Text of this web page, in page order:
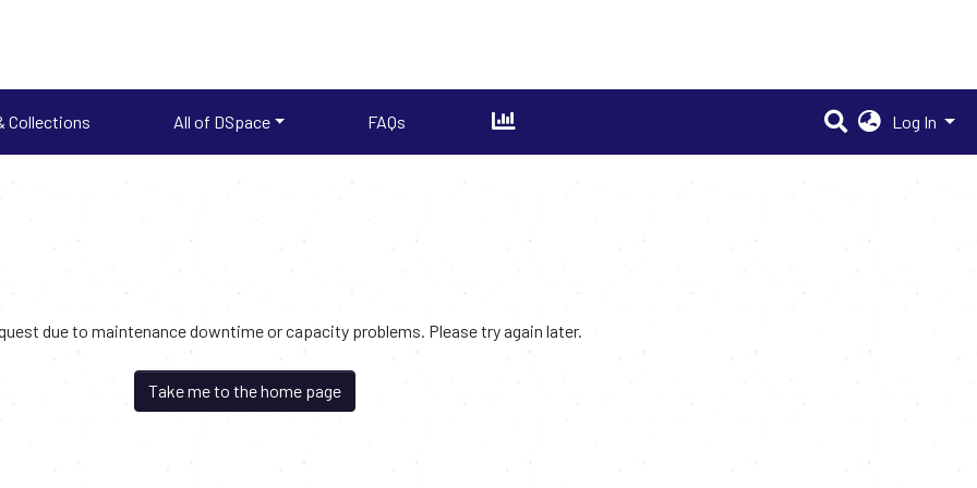
Collections All of DSpace FAQs Log In
due to maintenance downtime or capacity problems. Please try again later.
Take me to the home page